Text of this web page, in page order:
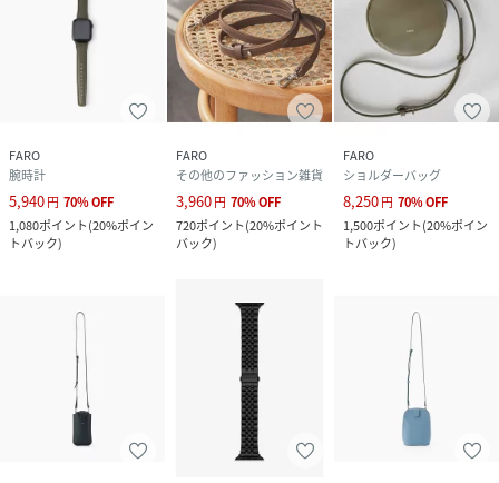
がつきにくくなります。
FARO ではLeather Care Cream もご用意しています。
-Calma シリーズ-
FAROにおけるクラフトマンシップを代表的に体現したシリ
穏やかな水面に浮かぶ波紋に見立てた曲線を落とし込んだデ
ザインは流行に左右されず、長く愛用できる落ち着きがあり
ます。
レザーとステッチとコバ、それぞれを同じ色ではなく、異な
イタリアスムースレザーと人工スエードを緻密に貼り合わ
せ、両サイドをコバ面で仕上げることで生まれるドレープの
美しさを楽しめます。
凪のように穏やかな、安らぎや心地よさを感じるプロダクト
をお楽しみください。
FARO
腕時計
5,940円 70%OFF
1,080ポイント(20%ポイン
トバック)
FARO
その他のファッション雑貨
3,960円 70%OFF
720ポイント(20%ポイント
バック)
FARO
ショルダーバッグ
8,250円 70%OFF
1,500ポイント(20%ポイン
トバック)